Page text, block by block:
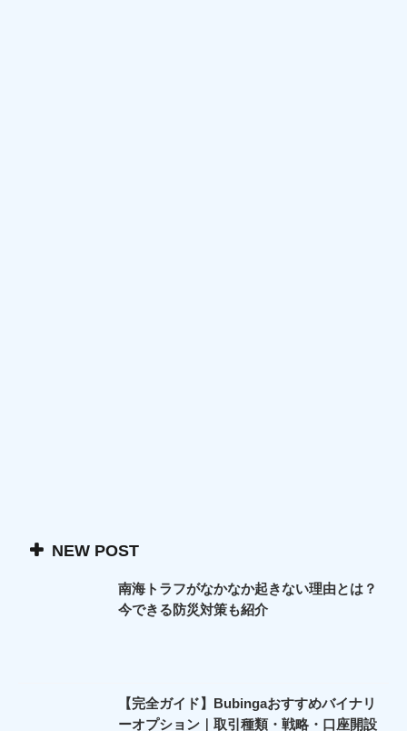
NEW POST
南海トラフがなかなか起きない理由とは？
今できる防災対策も紹介
【完全ガイド】Bubingaおすすめバイナリ
ーオプション｜取引種類・戦略・口座開設